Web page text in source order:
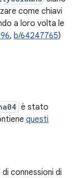
come chiavi
a loro volta le
, b/64247765)
è stato
questi
connessioni di